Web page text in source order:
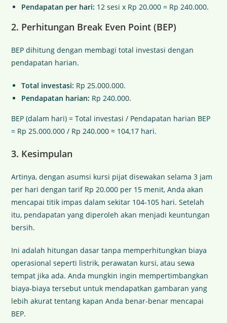
Pendapatan per hari: 12 sesi x Rp 20.000 = Rp 240.000.
2. Perhitungan Break Even Point (BEP)
BEP dihitung dengan membagi total investasi dengan
pendapatan harian.
Total investasi: Rp 25.000.000.
Pendapatan harian: Rp 240.000.
BEP (dalam hari) = Total investasi / Pendapatan harian BEP
= Rp 25.000.000 / Rp 240.000 ≈ 104,17 hari.
3. Kesimpulan
Artinya, dengan asumsi kursi pijat disewakan selama 3 jam
per hari dengan tarif Rp 20.000 per 15 menit, Anda akan
mencapai titik impas dalam sekitar 104-105 hari. Setelah
itu, pendapatan yang diperoleh akan menjadi keuntungan
bersih.
Ini adalah hitungan dasar tanpa memperhitungkan biaya
operasional seperti listrik, perawatan kursi, atau sewa
tempat jika ada. Anda mungkin ingin mempertimbangkan
biaya-biaya tersebut untuk mendapatkan gambaran yang
lebih akurat tentang kapan Anda benar-benar mencapai
BEP.